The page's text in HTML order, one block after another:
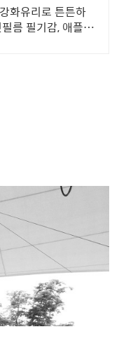
화유리로 튼튼하
름 필기감, 애플펜